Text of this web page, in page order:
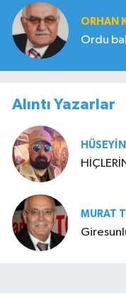
ORHAN
Ordu
Alıntı Yazarlar
MURAT